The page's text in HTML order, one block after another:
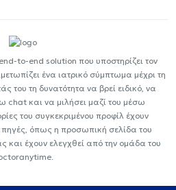
to-end solution που υποστηρίζει τον
ένα ιατρικό σύμπτωμα μέχρι τη
του τη δυνατότητα να βρεί ειδικό, να
chat και να μιλήσει μαζί του μέσω
του συγκεκριμένου προφίλ έχουν
πηγές, όπως η προσωπική σελίδα του
και έχουν ελεγχθεί από την ομάδα του